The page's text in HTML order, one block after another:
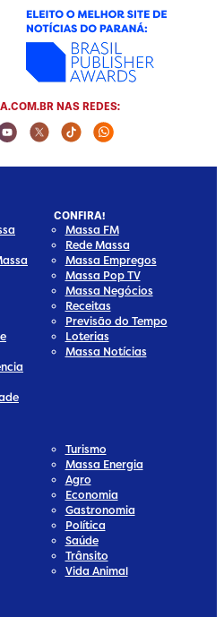
NAS REDES:
Social Media
Social Media
Youtube Social Media
Twitter Social Media
Tiktok Social Media
Whatsapp
CONFIRA!
Massa FM
Rede Massa
Massa Empregos
Massa Pop TV
Massa Negócios
Receitas
Previsão do Tempo
Loterias
Massa Notícias
Turismo
Massa Energia
Agro
Economia
Gastronomia
Política
Saúde
Trânsito
Vida Animal